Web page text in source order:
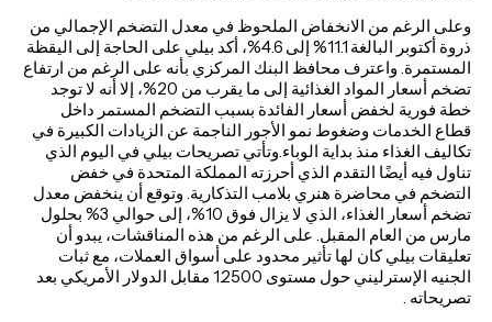
وعلى الرغم من الانخفاض الملحوظ في معدل التضخم الإجمالي من
ذروة أكتوبر البالغة 11.1% إلى 4.6%، أكد بيلي على الحاجة إلى اليقظة
المستمرة. واعترف محافظ البنك المركزي بأنه على الرغم من ارتفاع
تضخم أسعار المواد الغذائية إلى ما يقرب من 20%، إلا أنه لا توجد
خطة فورية لخفض أسعار الفائدة بسبب التضخم المستمر داخل
قطاع الخدمات وضغوط نمو الأجور الناجمة عن الزيادات الكبيرة في
تكاليف الغذاء منذ بداية الوباء.وتأتي تصريحات بيلي في اليوم الذي
تناول فيه أيضًا التقدم الذي أحرزته المملكة المتحدة في خفض
التضخم في محاضرة هنري بلامب التذكارية. وتوقع أن ينخفض معدل
تضخم أسعار الغذاء، الذي لا يزال فوق 10%، إلى حوالي 3% بحلول
مارس من العام المقبل. على الرغم من هذه المناقشات، يبدو أن
تعليقات بيلي كان لها تأثير محدود على أسواق العملات، مع ثبات
الجنيه الإسترليني حول مستوى 1.2500 مقابل الدولار الأمريكي بعد
تصريحاته .